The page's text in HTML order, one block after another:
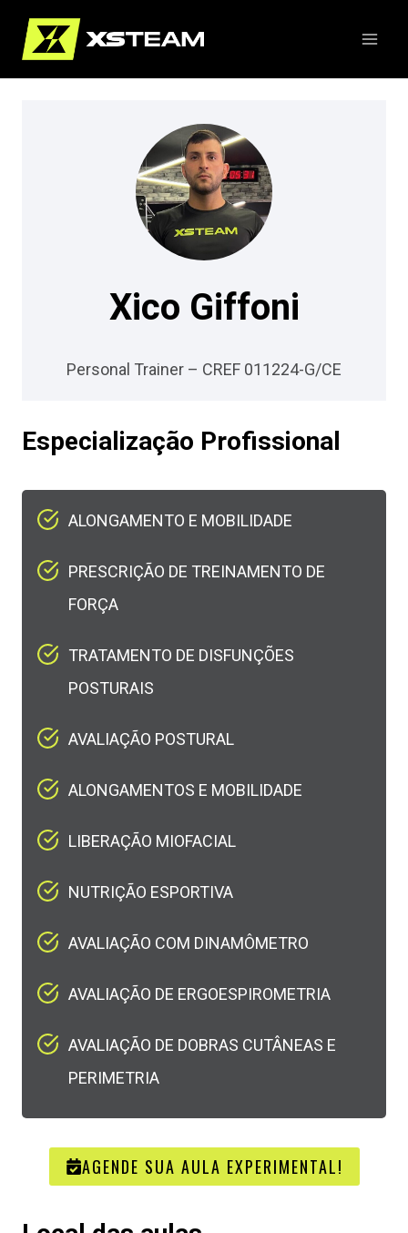
Pular
para
o
Xico Giffoni
Personal Trainer – CREF 011224-G/CE​
Especialização Profissional
ALONGAMENTO E MOBILIDADE​
PRESCRIÇÃO DE TREINAMENTO DE
FORÇA​
TRATAMENTO DE DISFUNÇÕES
POSTURAIS​
AVALIAÇÃO POSTURAL​
ALONGAMENTOS E MOBILIDADE​
LIBERAÇÃO MIOFACIAL​
NUTRIÇÃO ESPORTIVA​
AVALIAÇÃO COM DINAMÔMETRO​
AVALIAÇÃO DE ERGOESPIROMETRIA​
AVALIAÇÃO DE DOBRAS CUTÂNEAS E
PERIMETRIA​
AGENDE SUA AULA EXPERIMENTAL!